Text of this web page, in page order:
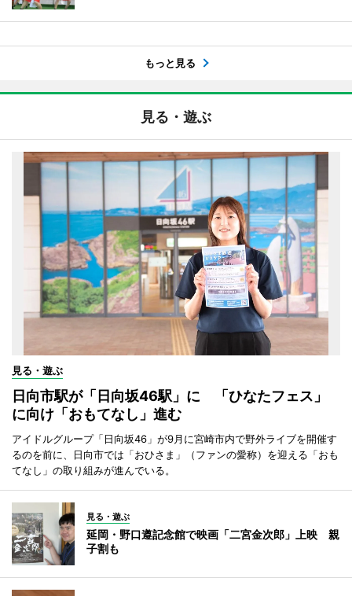
もっと見る
見る・遊ぶ
見る・遊ぶ
日向市駅が「日向坂46駅」に 「ひなたフェス」
に向け「おもてなし」進む
アイドルグループ「日向坂46」が9月に宮崎市内で野外ライブを開催す
るのを前に、日向市では「おひさま」（ファンの愛称）を迎える「おも
てなし」の取り組みが進んでいる。
見る・遊ぶ
延岡・野口遵記念館で映画「二宮金次郎」上映 親
子割も